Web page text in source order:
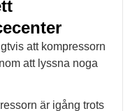
att kompressorn
att lyssna noga
är igång trots